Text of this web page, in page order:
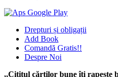
Drepturi și obligații
Add Book
Comandă Gratis!!
Despre Noi
,,Cititul cărţilor bune îţi rapeşte